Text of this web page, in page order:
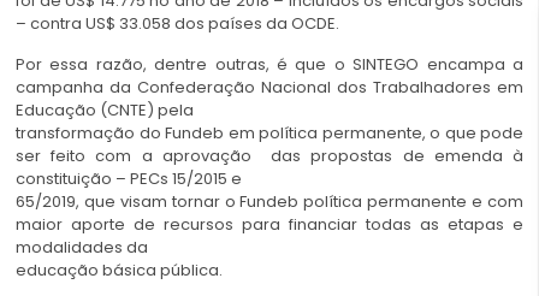
– contra US$ 33.058 dos países da OCDE.
Por essa razão, dentre outras, é que o SINTEGO encampa a
campanha da Confederação Nacional dos Trabalhadores em
Educação (CNTE) pela
transformação do Fundeb em política permanente, o que pode
ser feito com a aprovação das propostas de emenda à
constituição – PECs 15/2015 e
65/2019, que visam tornar o Fundeb política permanente e com
maior aporte de recursos para financiar todas as etapas e
modalidades da
educação básica pública.